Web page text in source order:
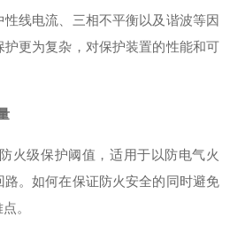
线电流、三相不平衡以及谐波等因
更为复杂，对保护装置的性能和可
火级保护阈值，适用于以防电气火
。如何在保证防火安全的同时避免
。